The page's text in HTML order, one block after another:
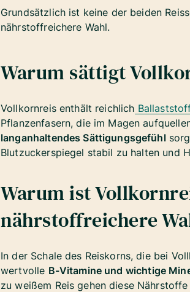
Grundsätzlich ist keine der beiden
nährstoffreichere Wahl.
Warum sättigt
Vollkornreis enthält reichlich
Pflanzenfasern, die im Magen
langanhaltendes Sättigungsgefühl
Blutzuckerspiegel stabil zu halten und
Warum ist
nährstoffreichere
In der Schale des Reiskorns, die bei
wertvolle B-Vitamine und wichtige
zu weißem Reis gehen diese